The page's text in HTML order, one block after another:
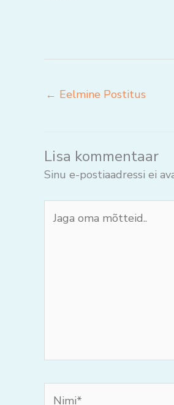
← Eelmine Postitus
Lisa kommentaar
Sinu e-postiaadressi ei
oma